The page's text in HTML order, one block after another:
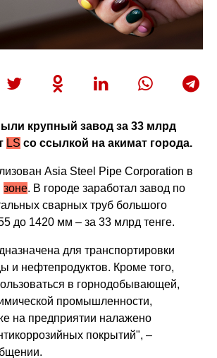
крупный завод за 33 млрд
LS со ссылкой на акимат города.
Asia Steel Pipe Corporation в
зоне. В городе заработал завод по
сварных труб большого
до 1420 мм – за 33 млрд тенге.
для транспортировки
и нефтепродуктов. Кроме того,
в горнодобывающей,
промышленности,
на предприятии налажено
покрытий", –